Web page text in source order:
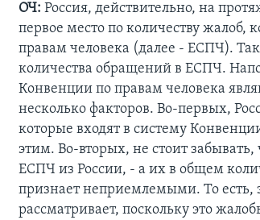
ОЧ: Россия, действительно, на
первое место по количеству жалоб,
правам человека (далее - ЕСПЧ).
количества обращений в ЕСПЧ.
Конвенции по правам человека
несколько факторов. Во-первых,
которые входят в систему
этим. Во-вторых, не стоит
ЕСПЧ из России, - а их в общем
признает неприемлемыми. То есть,
рассматривает, поскольку это